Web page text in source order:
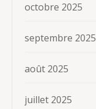
octobre 2025
septembre 2025
août 2025
juillet 2025